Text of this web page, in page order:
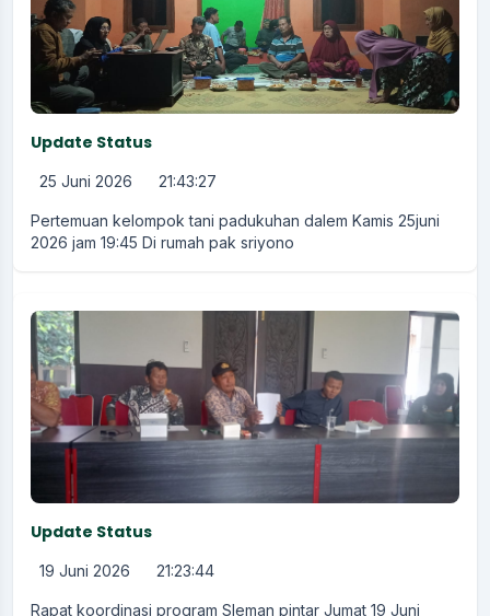
Update Status
25 Juni 2026 21:43:27
Pertemuan kelompok tani padukuhan dalem Kamis 25juni
2026 jam 19:45 Di rumah pak sriyono
Update Status
19 Juni 2026 21:23:44
Rapat koordinasi program Sleman pintar Jumat 19 Juni